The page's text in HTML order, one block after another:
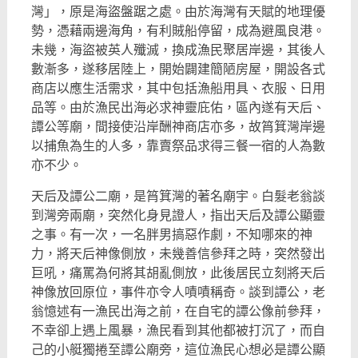
灣」， 原是海盜盤踞之處。由於海灣有天賦的地理優
勢，憑藉兩邊海角， 有利賊船停留，成為避風良港。
未幾，海盜被英人殲滅， 換成漁民聚居岸邊，其後人
數漸多，遂移居陸上， 開始闢建簡陋房屋，開設各式
商店以應生活需求， 其中包括漁船用具、衣服、日用
品等。由於漁民出海必求神靈庇佑， 區內遂有天后、
譚公等廟，間接使沿岸酬神商店亦多， 故筲箕灣岸邊
以捕魚為生的人多， 靠賣祭品求得三餐一宿的人為數
亦不少。
天后及譚公二廟，是筲箕灣的著名廟宇。白髮老翁談
到灣旁兩廟， 突然化身見證人，指出天后及譚公顯靈
之事。有一次， 一名胖男搞惡作劇，不知哪來的神
力，將天后神像側放， 未幾善信參拜之時，突然發出
巨吼，痛罵為何將其胡亂側放， 此後居民立刻將天后
神像放回原位，事件亦令人嘖嘖稱奇。 談到譚公，老
翁憶述有一漁民出海之前，在自宅的譚公像前參拜，
不幸卻上遇上風暴，漁民看到其他都被打沉了， 而自
己的小艇獨捲至譚公廟旁，這位漁民心想必是譚公顯